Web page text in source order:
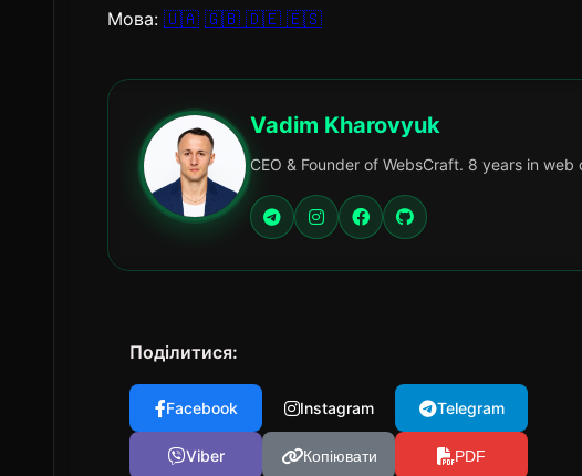
Мова: 🇺🇦 🇬🇧 🇩🇪 🇪🇸
Vadim Kharovyuk
CEO & Founder of WebsCraft. 8 years in
Поділитися:
Facebook Instagram Telegram
Viber Копіювати PDF